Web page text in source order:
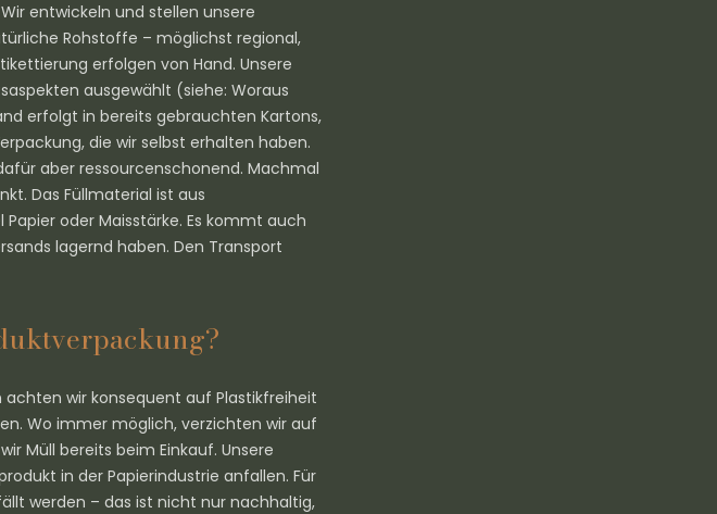
entwickeln und stellen unsere
Rohstoffe – möglichst regional,
erfolgen von Hand. Unsere
ausgewählt (siehe: Woraus
erfolgt in bereits gebrauchten Kartons,
die wir selbst erhalten haben.
aber ressourcenschonend. Machmal
Das Füllmaterial ist aus
oder Maisstärke. Es kommt auch
lagernd haben. Den Transport
achten wir konsequent auf Plastikfreiheit
Wo immer möglich, verzichten wir auf
Müll bereits beim Einkauf. Unsere
in der Papierindustrie anfallen. Für
werden – das ist nicht nur nachhaltig,